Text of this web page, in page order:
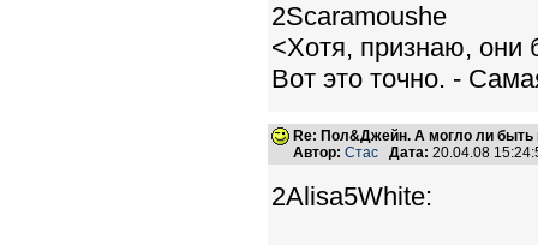
2Scaramoushe
<Хотя, признаю, они
Вот это точно. -
Re: Пол&Джейн. А могло ли быть
Автор: Стас Дата: 20.04.08
2Alisa5White: